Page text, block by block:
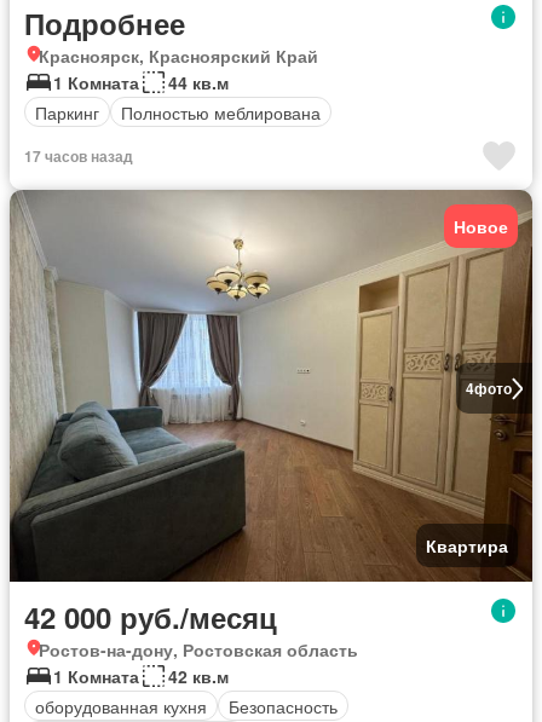
Подробнее
Красноярск, Красноярский Край
1 Комната
44 кв.м
Паркинг
Полностью меблирована
17 часов назад
4фото
Новое
Квартира
42 000 руб./месяц
Ростов-на-дону, Ростовская область
1 Комната
42 кв.м
оборудованная кухня
Безопасность